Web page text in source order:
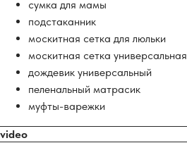
сумка для мамы
подстаканник
москитная сетка для люльки
москитная сетка универсальная
дождевик универсальный
пеленальный матрасик
муфты-варежки
video